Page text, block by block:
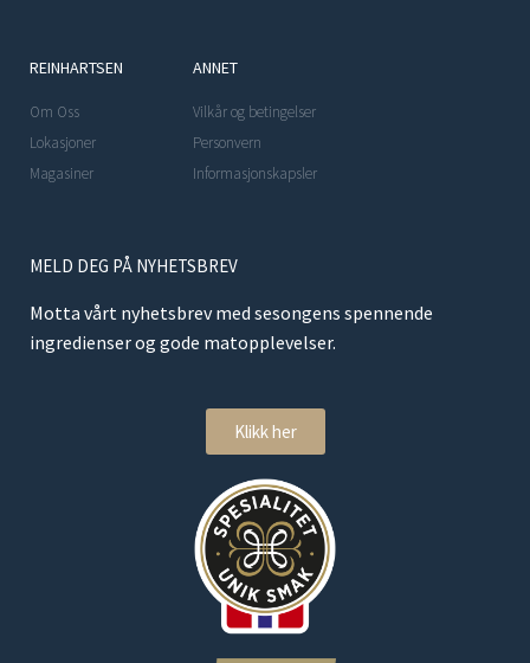
REINHARTSEN
Om Oss
Lokasjoner
Magasiner
ANNET
Vilkår og betingelser
Personvern
Informasjonskapsler
MELD DEG PÅ NYHETSBREV
Motta vårt nyhetsbrev med sesongens spennende
ingredienser og gode matopplevelser.
Klikk her